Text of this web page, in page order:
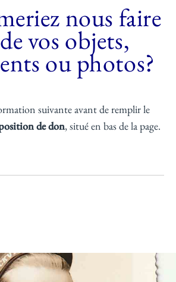
nous faire
vos objets,
ou photos?
suivante avant de remplir le
de don, situé en bas de la page.